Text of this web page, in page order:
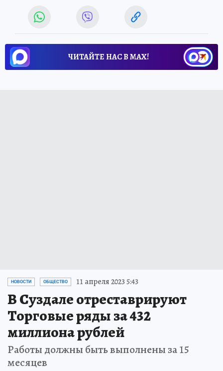
ЧИТАЙТЕ НАС В МАХ!
НОВОСТИ ОБЩЕСТВО 11 апреля 2023 5:43
В Суздале отреставрируют
Торговые ряды за 432
миллиона рублей
Работы должны быть выполнены за 15
месяцев